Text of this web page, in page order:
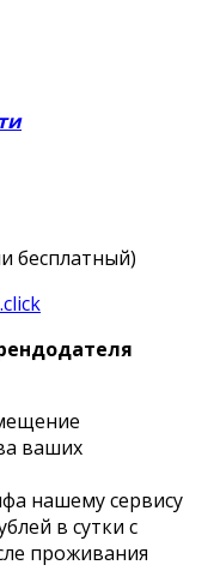
бесплатный)
ваших
нашему сервису
в сутки с
проживания